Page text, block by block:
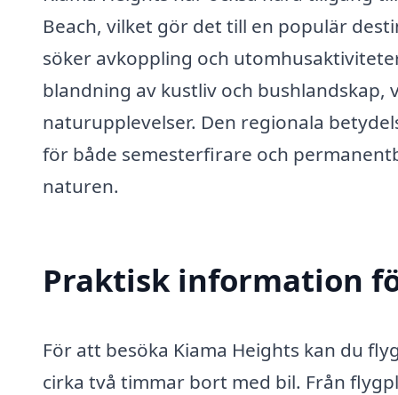
Beach, vilket gör det till en populär
söker avkoppling och
blandning av kustliv och
naturupplevelser. Den regionala
för både semesterfirare och
naturen.
Praktisk information
För att besöka Kiama Heights kan du
cirka två timmar bort med bil. Från